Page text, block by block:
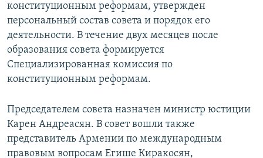
конституционным реформам, утвержден
персональный состав совета и порядок его
деятельности. В течение двух месяцев после
образования совета формируется
Специализированная комиссия по
конституционным реформам.
Председателем совета назначен министр юстиции
Карен Андреасян. В совет вошли также
представитель Армении по международным
правовым вопросам Егише Киракосян,